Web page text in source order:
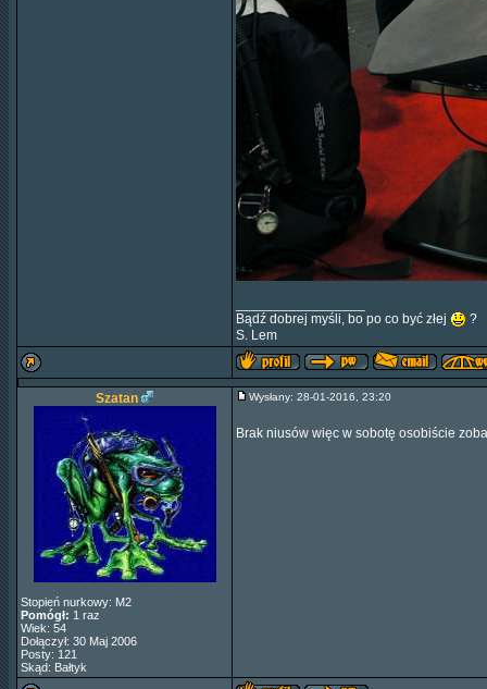
Bądź dobrej myśli, bo po co być złej
?
S. Lem
Szatan
Stopień nurkowy: M2
Pomógł: 1 raz
Wiek: 54
Dołączył: 30 Maj 2006
Posty: 121
Skąd: Bałtyk
Wysłany: 28-01-2016, 23:20
Brak niusów więc w sobotę osobiście